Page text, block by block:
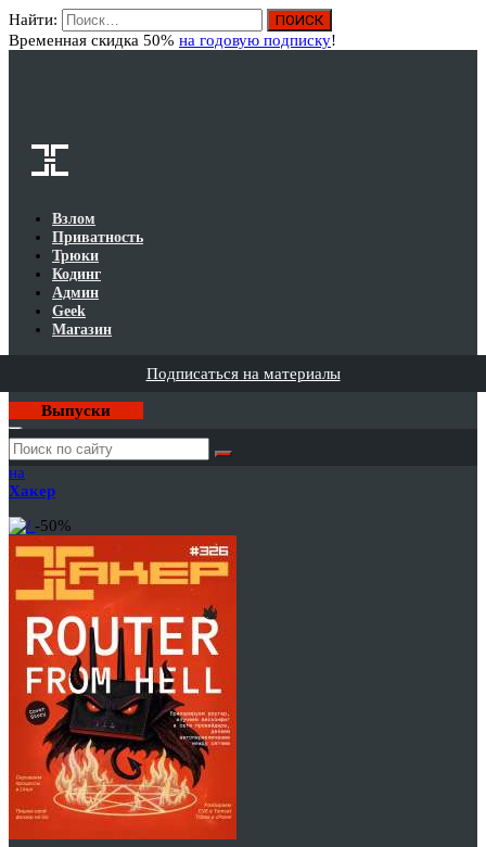
Найти:
Временная скидка 50% на годовую подписку!
Взлом
Приватность
Трюки
Кодинг
Админ
Geek
Магазин
Подписаться на материалы
Выпуски
Годовая
подписка
на
Хакер
-50%